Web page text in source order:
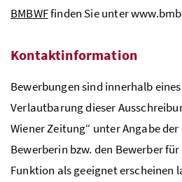
BMBWFfinden Sie unter
Kontaktinformation
Bewerbungen sind innerhalb
Verlautbarung dieser
Wiener Zeitung“ unter Angabe
Bewerberin bzw. den Bewerber
Funktion als geeignet erscheinen